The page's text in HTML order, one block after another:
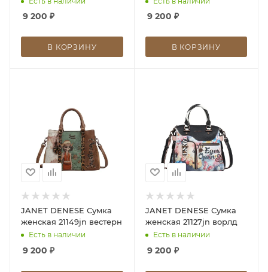
9 200 ₽
В КОРЗИНУ
9 200 ₽
В КОРЗИНУ
JANET DENESE Сумка
женская 21149jn вестерн
Есть в наличии
9 200 ₽
JANET DENESE Сумка
женская 21127jn ворлд
Есть в наличии
9 200 ₽